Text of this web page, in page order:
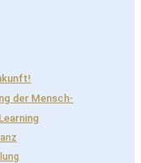
der Mensch-